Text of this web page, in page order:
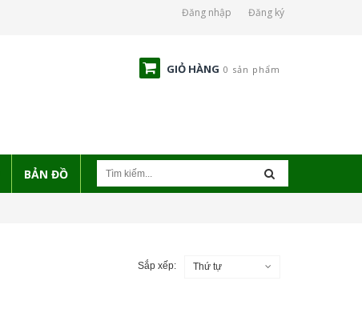
Đăng nhập Đăng ký
GIỎ HÀNG 0 sản phẩm
BẢN ĐỒ
Sắp xếp: Thứ tự